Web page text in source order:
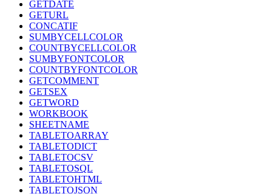
GETDATE
GETURL
CONCATIF
SUMBYCELLCOLOR
COUNTBYCELLCOLOR
SUMBYFONTCOLOR
COUNTBYFONTCOLOR
GETCOMMENT
GETSEX
GETWORD
WORKBOOK
SHEETNAME
TABLETOARRAY
TABLETODICT
TABLETOCSV
TABLETOSQL
TABLETOHTML
TABLETOJSON